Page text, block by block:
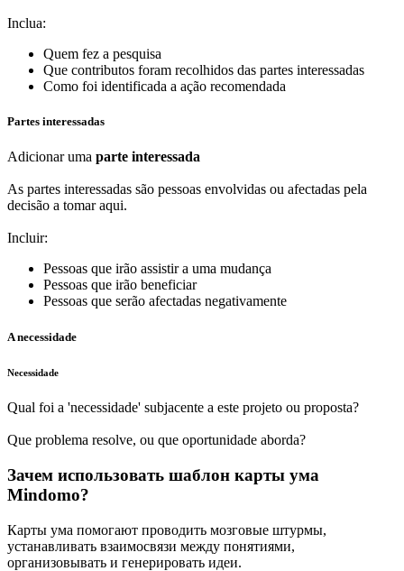
Inclua:
Quem fez a pesquisa
Que contributos foram recolhidos das partes interessadas
Como foi identificada a ação recomendada
Partes interessadas
Adicionar uma parte interessada
As partes interessadas são pessoas envolvidas ou afectadas pela
decisão a tomar aqui.
Incluir:
Pessoas que irão assistir a uma mudança
Pessoas que irão beneficiar
Pessoas que serão afectadas negativamente
A necessidade
Necessidade
Qual foi a 'necessidade' subjacente a este projeto ou proposta?
Que problema resolve, ou que oportunidade aborda?
Зачем использовать шаблон карты ума
Mindomo?
Карты ума помогают проводить мозговые штурмы,
устанавливать взаимосвязи между понятиями,
организовывать и генерировать идеи.